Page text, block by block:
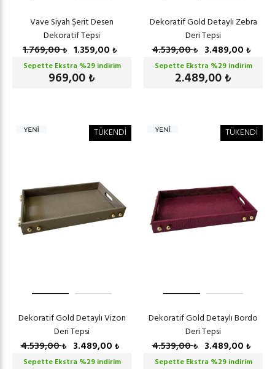
Vave Siyah Şerit Desen
Dekoratif Tepsi
1.769,00₺ 1.359,00 ₺
Sepette Ekstra %29indirim
969,00 ₺
Dekoratif Gold Detaylı Zebra
Deri Tepsi
4.539,00₺ 3.489,00 ₺
Sepette Ekstra %29indirim
2.489,00 ₺
TÜKENDİ
Dekoratif Gold Detaylı Vizon
Deri Tepsi
4.539,00₺ 3.489,00 ₺
Sepette Ekstra %29indirim
TÜKENDİ
Dekoratif Gold Detaylı Bordo
Deri Tepsi
4.539,00₺ 3.489,00 ₺
Sepette Ekstra %29indirim